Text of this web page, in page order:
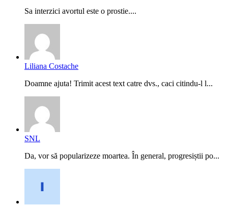
Sa interzici avortul este o prostie....
Liliana Costache
Doamne ajuta! Trimit acest text catre dvs., caci citindu-l l...
SNL
Da, vor să popularizeze moartea. În general, progresiștii po...